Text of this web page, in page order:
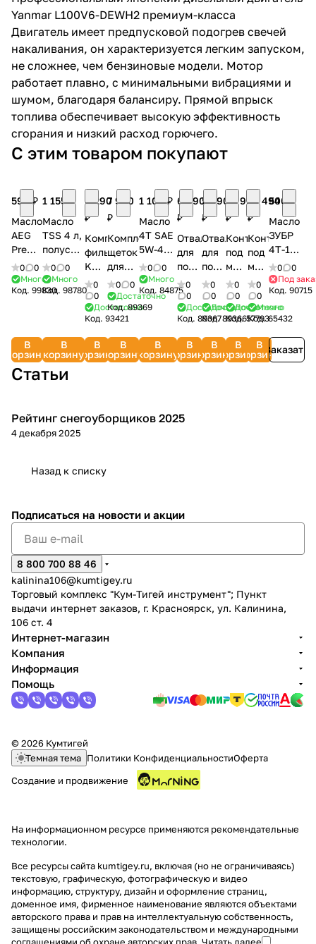
Yanmar L100V6-DEWH2 премиум-класса
Двигатель имеет предпусковой подогрев свечей
накаливания, он характеризуется легким запуском,
не сложнее, чем бензиновые модели. Мотор
работает плавно, с минимальными вибрациями и
шумом, благодаря балансиру. Прямой впрыск
топлива обеспечивает высокую эффективность
сгорания и низкий расход горючего.
С этим товаром покупают
590 ₽
Масло
AEG
Premium
HD
0,6 л
(минеральное,
33290
0
0
Много
Код. 99830
В
корзину
1 155 ₽
Масло
TSS 4 л,
полусинтетическое
универсальное
SAE
10W-40,
oil 4liter
can)
0
0
Много
Код.98780
В
корзину
6 290
₽
Комплект
фильтровальный
KARCHER
AF
20
2.863-
056.0
0
0
Достаточно
Код.93421
В
корзину
7 990
₽
Комплект
щеток
для
подметальной
машины
DDE
BS6560
Combo
(20
шт.)
0
0
Достаточно
Код.89369
В
корзину
1 100 ₽
Масло
4T SAE
5W-40,
1 л
(всесезонное,
для 4-
тактных
двигателей)
Professional
637828
0
0
Много
Код. 84875
В
корзину
6 490
₽
Отвал
для
подметальной
машины
DDE
BS6580
Combo
916-
899
0
0
Достаточно
Код. 89367
В
корзину
5 490
₽
Отвал
для
подметальной
машины
DDE
BS6560
Combo
916-
882
0
0
Достаточно
Код.89366
В
корзину
14 990
₽
Контейнер
под
мусор
(для
GS5562)
CHAMPION
C3059
0
0
Достаточно
Код.57793
В
корзину
19 490
₽
Контейнер
под
мусор
(для
GS5080)
CHAMPION
C3061
0
0
Много
Код.65432
В
корзину
540 ₽
Масло
ЗУБР
4Т-
EXTRA,
1 л,
для 4-
тактных
70610-
1
0
0
Под
Код.90715
Заказать
Статьи
Зимняя
Рейтинг снегоуборщиков 2025
4 декабря 2025
Назад к списку
Подписаться на новости и акции
8 800 700 88 46
kalinina106@kumtigey.ru
Торговый комплекс "Кум-Тигей инструмент"; Пункт
выдачи интернет заказов, г. Красноярск, ул. Калинина,
106 ст. 4
Интернет-магазин
Компания
Информация
Помощь
© 2026 Кумтигей
Темная тема Политики КонфиденциальностиОферта
Создание и продвижение
На информационном ресурсе применяются рекомендательные
технологии.
Все ресурсы сайта kumtigey.ru, включая (но не ограничиваясь)
текстовую, графическую, фотографическую и видео
информацию, структуру, дизайн и оформление страниц,
доменное имя, фирменное наименование являются объектами
авторского права и прав на интеллектуальную собственность,
защищены российским законодательством и международными
раз в 2 недели